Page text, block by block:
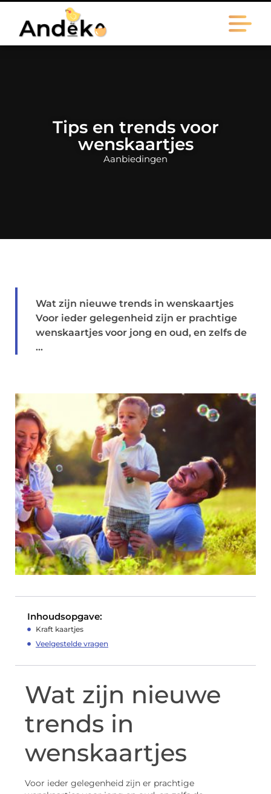
Tips en trends voor
wenskaartjes
Aanbiedingen
Wat zijn nieuwe trends in wenskaartjes
Voor ieder gelegenheid zijn er prachtige
wenskaartjes voor jong en oud, en zelfs de
...
Inhoudsopgave:
Kraft kaartjes
Veelgestelde vragen
Wat zijn nieuwe
trends in
wenskaartjes
Voor ieder gelegenheid zijn er prachtige